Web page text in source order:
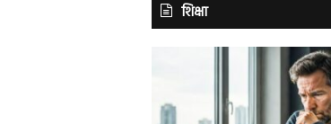
शिक्षा